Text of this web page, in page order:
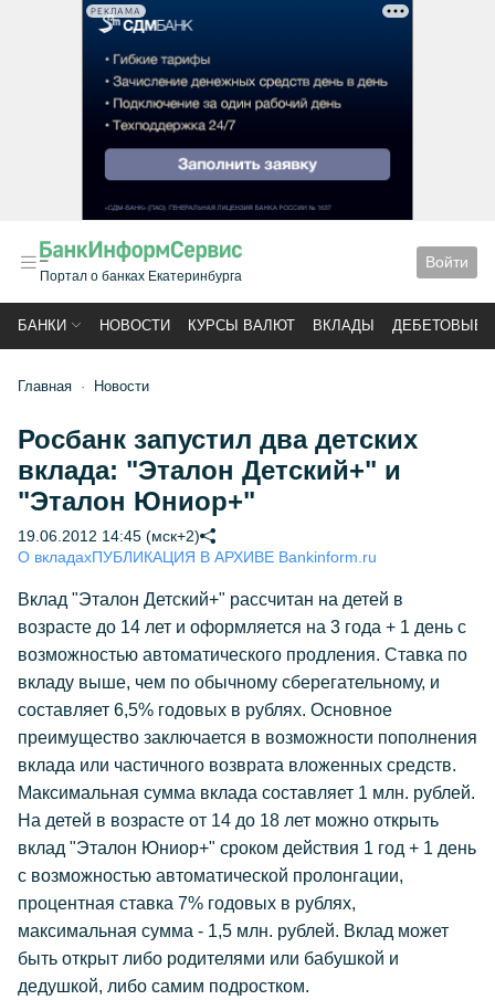
РЕКЛАМА
Портал о банках Екатеринбурга
Войти
БАНКИ НОВОСТИ КУРСЫ ВАЛЮТ ВКЛАДЫ ДЕБЕТОВЫЕ
Главная Новости
Росбанк запустил два детских
вклада: "Эталон Детский+" и
"Эталон Юниор+"
19.06.2012 14:45 (мск+2)
О вкладахПУБЛИКАЦИЯ В АРХИВЕ Bankinform.ru
Вклад "Эталон Детский+" рассчитан на детей в
возрасте до 14 лет и оформляется на 3 года + 1 день с
возможностью автоматического продления. Ставка по
вкладу выше, чем по обычному сберегательному, и
составляет 6,5% годовых в рублях. Основное
преимущество заключается в возможности пополнения
вклада или частичного возврата вложенных средств.
Максимальная сумма вклада составляет 1 млн. рублей.
На детей в возрасте от 14 до 18 лет можно открыть
вклад "Эталон Юниор+" сроком действия 1 год + 1 день
с возможностью автоматической пролонгации,
процентная ставка 7% годовых в рублях,
максимальная сумма - 1,5 млн. рублей. Вклад может
быть открыт либо родителями или бабушкой и
дедушкой, либо самим подростком.